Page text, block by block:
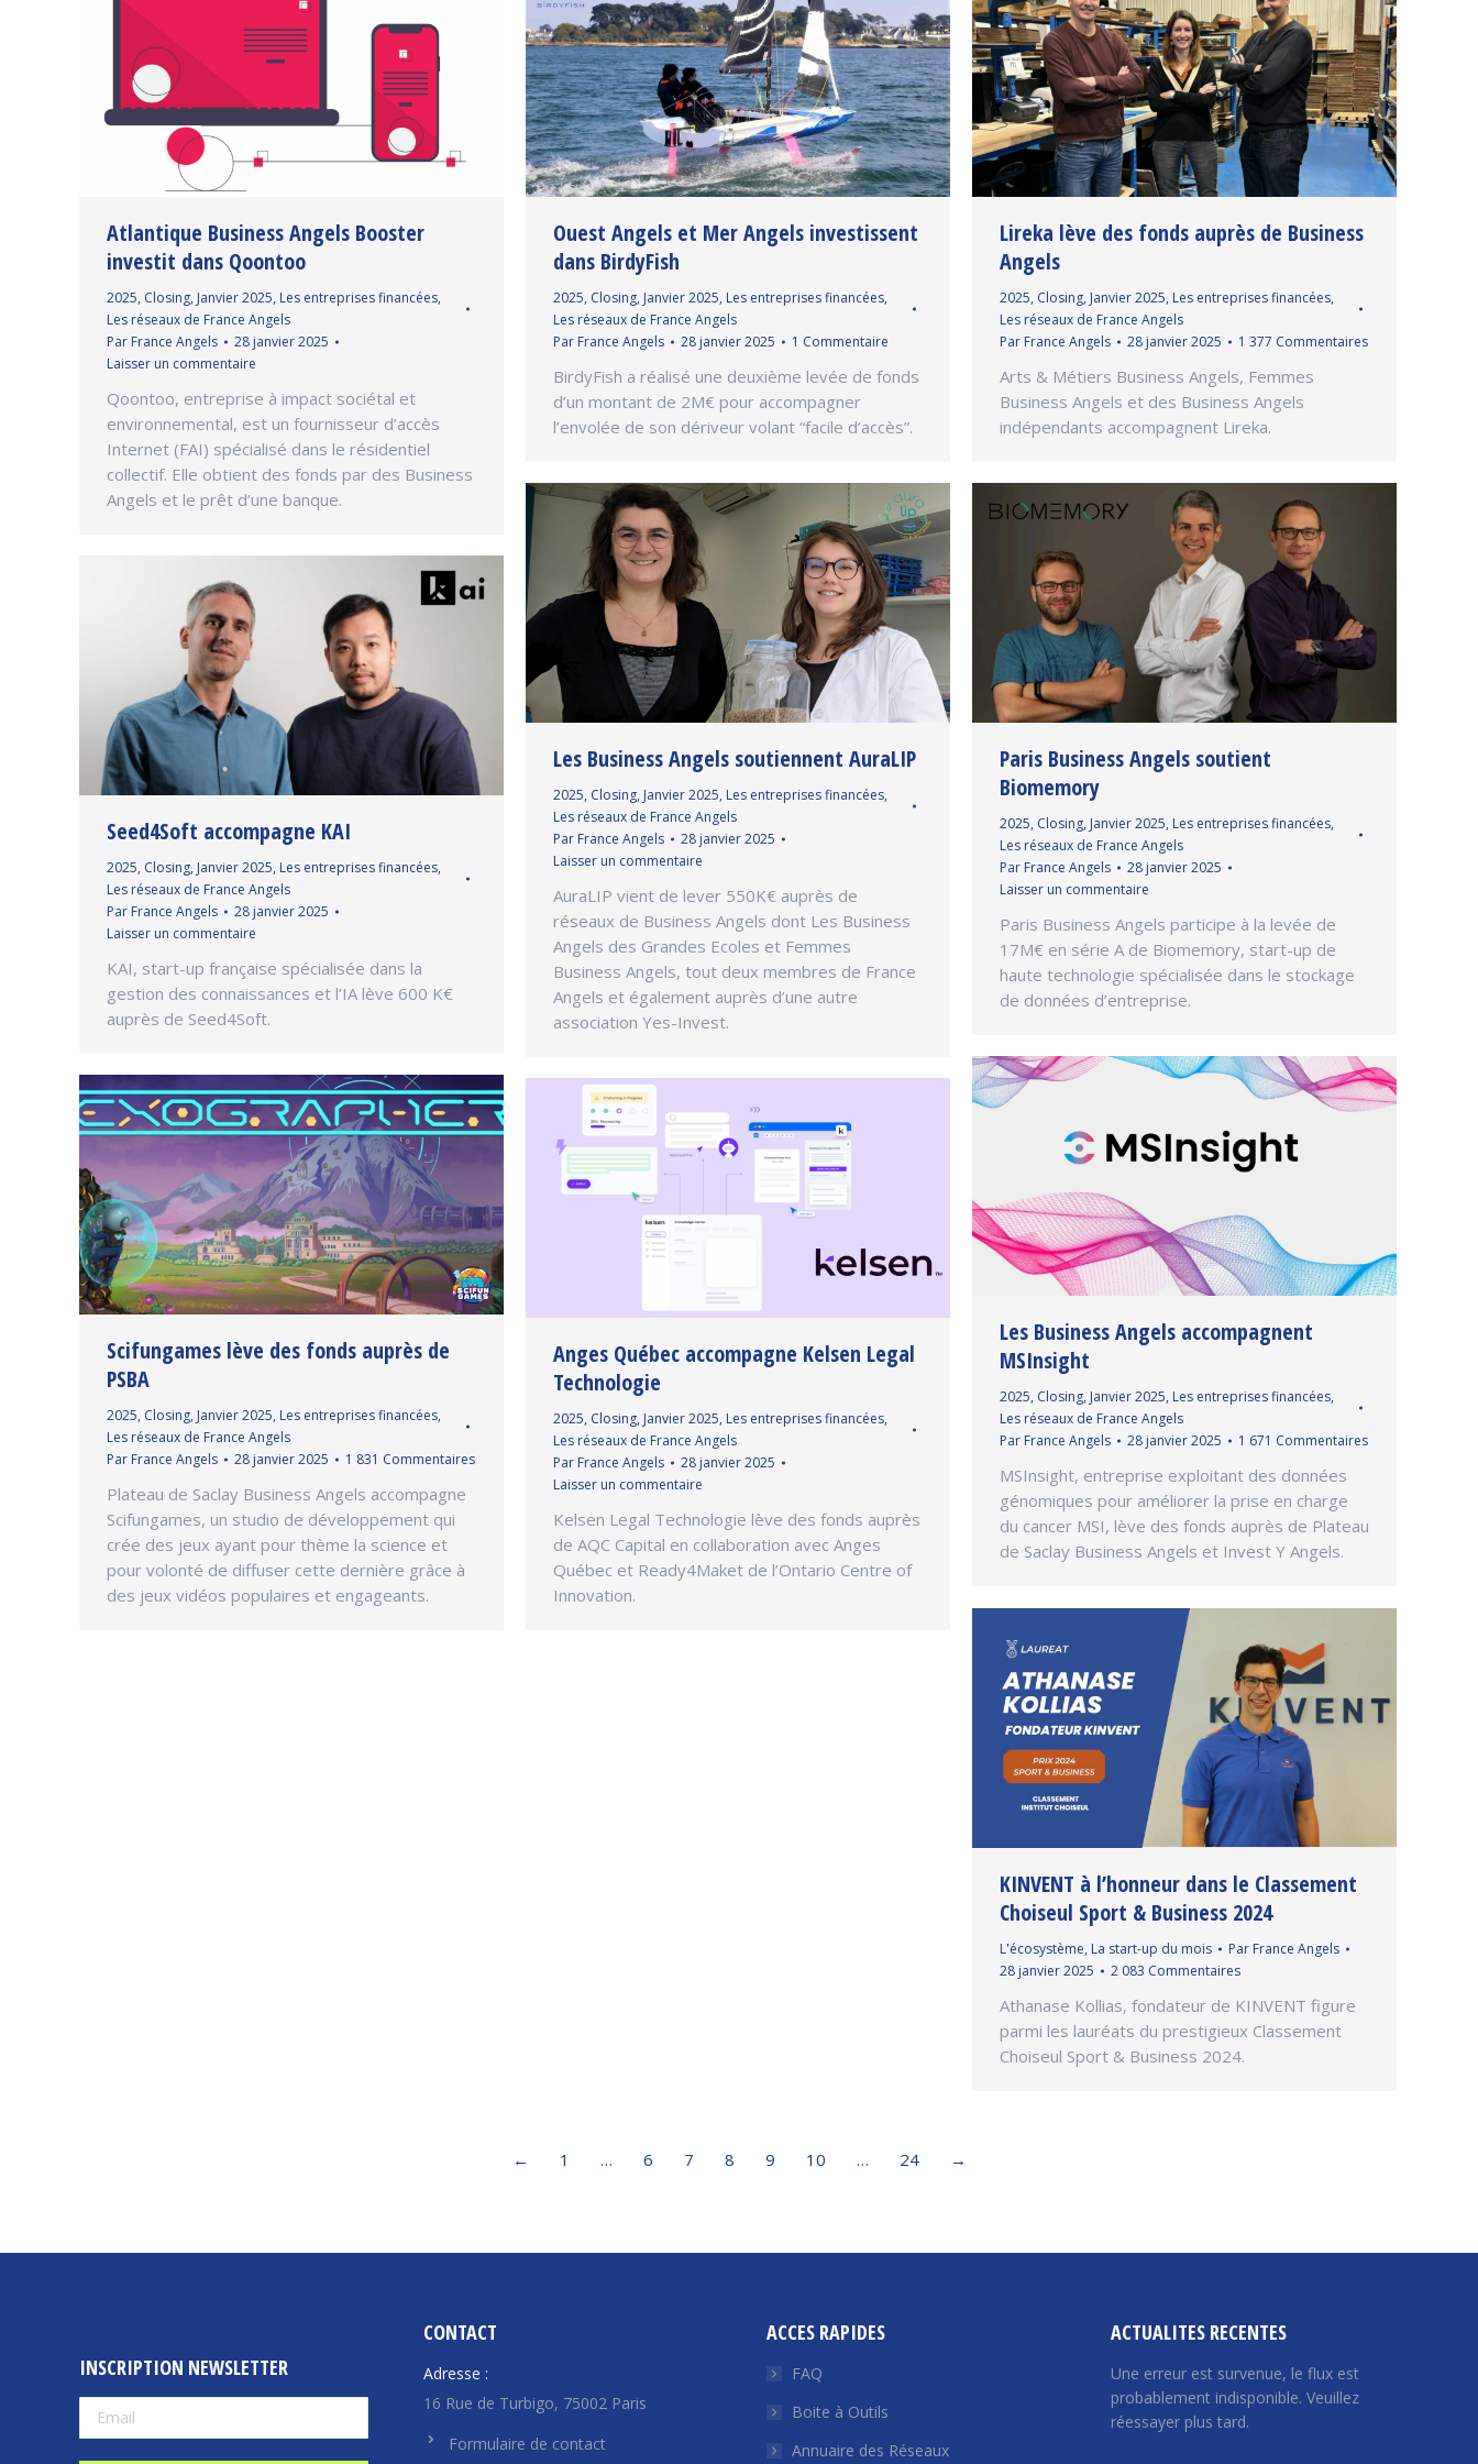
Atlantique Business Angels Booster
investit dans Qoontoo
2025, Closing, Janvier 2025, Les entreprises financées,
Les réseaux de France Angels
Par France Angels
28 janvier 2025
Laisser un commentaire
Qoontoo, entreprise à impact sociétal et
environnemental, est un fournisseur d’accès
Internet (FAI) spécialisé dans le résidentiel
collectif. Elle obtient des fonds par des Business
Angels et le prêt d’une banque.
Ouest Angels et Mer Angels investissent
dans BirdyFish
2025, Closing, Janvier 2025, Les entreprises financées,
Les réseaux de France Angels
Par France Angels 28 janvier 2025 1 Commentaire
BirdyFish a réalisé une deuxième levée de fonds
d’un montant de 2M€ pour accompagner
l’envolée de son dériveur volant “facile d’accès”.
Lireka lève des fonds auprès de Business
Angels
2025, Closing, Janvier 2025, Les entreprises financées,
Les réseaux de France Angels
Par France Angels 28 janvier 2025 1 377 Commentaires
Arts & Métiers Business Angels, Femmes
Business Angels et des Business Angels
indépendants accompagnent Lireka.
Les Business Angels soutiennent AuraLIP
2025, Closing, Janvier 2025, Les entreprises financées,
Les réseaux de France Angels
Par France Angels
28 janvier 2025
Laisser un commentaire
AuraLIP vient de lever 550K€ auprès de
réseaux de Business Angels dont Les Business
Angels des Grandes Ecoles et Femmes
Business Angels, tout deux membres de France
Angels et également auprès d’une autre
association Yes-Invest.
Paris Business Angels soutient
Biomemory
2025, Closing, Janvier 2025, Les entreprises financées,
Les réseaux de France Angels
Par France Angels
28 janvier 2025
Laisser un commentaire
Paris Business Angels participe à la levée de
17M€ en série A de Biomemory, start-up de
haute technologie spécialisée dans le stockage
de données d’entreprise.
Seed4Soft accompagne KAI
2025, Closing, Janvier 2025, Les entreprises financées,
Les réseaux de France Angels
Par France Angels
28 janvier 2025
Laisser un commentaire
KAI, start-up française spécialisée dans la
gestion des connaissances et l’IA lève 600 K€
auprès de Seed4Soft.
Les Business Angels accompagnent
MSInsight
2025, Closing, Janvier 2025, Les entreprises financées,
Les réseaux de France Angels
Par France Angels 28 janvier 2025 1 671 Commentaires
MSInsight, entreprise exploitant des données
génomiques pour améliorer la prise en charge
du cancer MSI, lève des fonds auprès de Plateau
de Saclay Business Angels et Invest Y Angels.
Scifungames lève des fonds auprès de
PSBA
2025, Closing, Janvier 2025, Les entreprises financées,
Les réseaux de France Angels
Par France Angels 28 janvier 2025 1 831 Commentaires
Plateau de Saclay Business Angels accompagne
Scifungames, un studio de développement qui
crée des jeux ayant pour thème la science et
pour volonté de diffuser cette dernière grâce à
des jeux vidéos populaires et engageants.
Anges Québec accompagne Kelsen Legal
Technologie
2025, Closing, Janvier 2025, Les entreprises financées,
Les réseaux de France Angels
Par France Angels
28 janvier 2025
Laisser un commentaire
Kelsen Legal Technologie lève des fonds auprès
de AQC Capital en collaboration avec Anges
Québec et Ready4Maket de l’Ontario Centre of
Innovation.
KINVENT à l’honneur dans le Classement
Choiseul Sport & Business 2024
L'écosystème, La start-up du mois Par France Angels
28 janvier 2025
2 083 Commentaires
Athanase Kollias, fondateur de KINVENT figure
parmi les lauréats du prestigieux Classement
Choiseul Sport & Business 2024.
← 1 … 6 7 8 9 10 … 24 →
INSCRIPTION NEWSLETTER
CONTACT
Adresse :
16 Rue de Turbigo, 75002 Paris
Formulaire de contact
ACCES RAPIDES
FAQ
Boite à Outils
Annuaire des Réseaux
ACTUALITES RECENTES
Une erreur est survenue, le flux est
probablement indisponible. Veuillez
réessayer plus tard.